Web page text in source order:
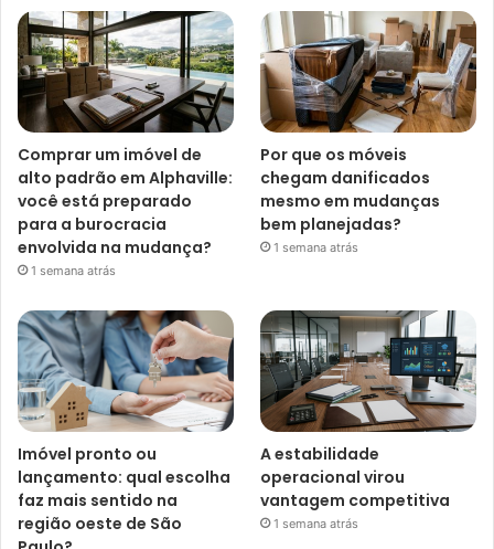
Comprar um imóvel de
alto padrão em Alphaville:
você está preparado
para a burocracia
envolvida na mudança?
1 semana atrás
Por que os móveis
chegam danificados
mesmo em mudanças
bem planejadas?
1 semana atrás
Imóvel pronto ou
lançamento: qual escolha
faz mais sentido na
região oeste de São
A estabilidade
operacional virou
vantagem competitiva
1 semana atrás